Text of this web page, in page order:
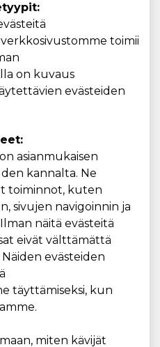
toimii
on kuvaus
evästeiden
asianmukaisen
kannalta. Ne
toiminnot, kuten
sivujen navigoinnin ja
näitä evästeitä
eivät välttämättä
evästeiden
täyttämiseksi, kun
miten kävijät